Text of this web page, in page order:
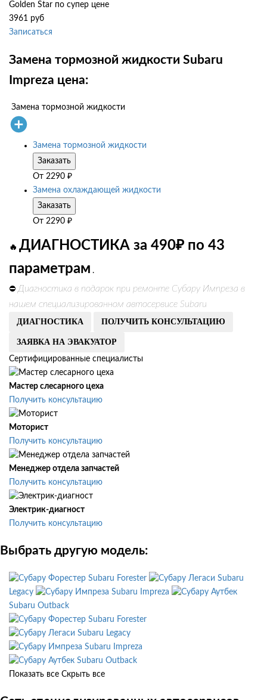
Golden Star по супер цене
3961 руб
Записаться
Замена тормозной жидкости Subaru
Impreza цена:
Замена тормозной жидкости
Замена тормозной жидкости
Заказать
От 2290 ₽
Замена охлаждающей жидкости
Заказать
От 2290 ₽
🔥 ДИАГНОСТИКА за 490₽ по 43
параметрам .
⛔ Диагностика в подарок при ремонте Субару Импреза в
нашем специализированном автосервисе Subaru
ДИАГНОСТИКА ПОЛУЧИТЬ КОНСУЛЬТАЦИЮ
ЗАЯВКА НА ЭВАКУАТОР
Сертифицированные специалисты
Мастер слесарного цеха
Получить консультацию
Моторист
Получить консультацию
Менеджер отдела запчастей
Получить консультацию
Электрик-диагност
Получить консультацию
Выбрать другую модель:
Subaru Forester
Subaru
Legacy
Subaru Impreza
Subaru Outback
Subaru Forester
Subaru Legacy
Subaru Impreza
Subaru Outback
Показать все Скрыть все